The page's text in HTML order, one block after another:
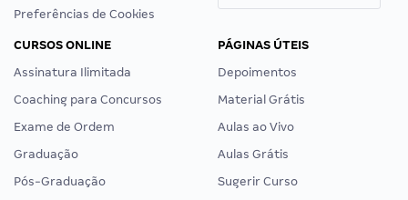
Preferências de Cookies
CURSOS ONLINE
Assinatura Ilimitada
Coaching para Concursos
Exame de Ordem
Graduação
Pós-Graduação
PÁGINAS ÚTEIS
Depoimentos
Material Grátis
Aulas ao Vivo
Aulas Grátis
Sugerir Curso